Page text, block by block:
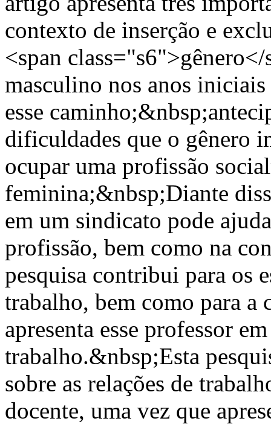
contexto de inserção e
<span
masculino nos anos
esse
dificuldades que o gênero
ocupar uma profissão
feminina;&nbsp;Diante
em um sindicato pode
profissão, bem como na
pesquisa contribui para os
trabalho, bem como para a
apresenta esse professor
trabalho.&nbsp;Esta
sobre as relações de
docente, uma vez que